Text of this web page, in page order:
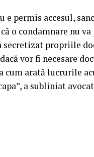
e permis accesul,
o condamnare nu
propriile
vor fi necesare
arată lucrurile
a subliniat